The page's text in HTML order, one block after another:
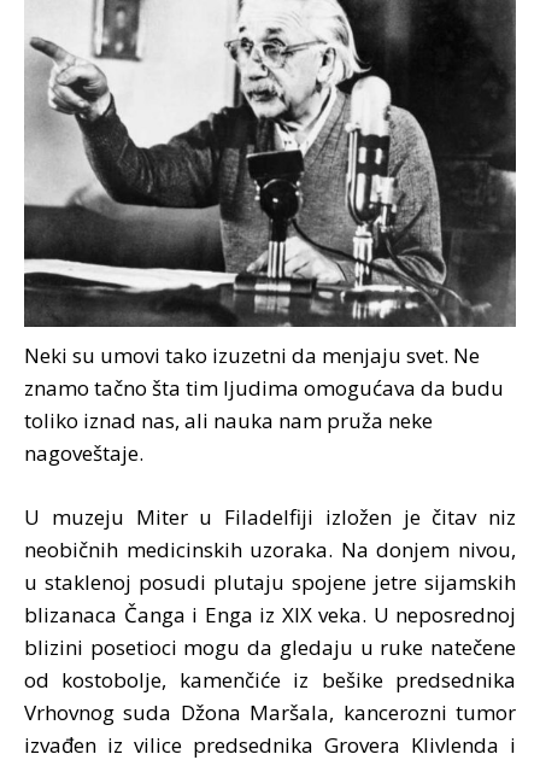
Neki su umovi tako izuzetni da menjaju svet. Ne
znamo tačno šta tim ljudima omogućava da budu
toliko iznad nas, ali nauka nam pruža neke
nagoveštaje.
U muzeju Miter u Filadelfiji izložen je čitav niz
neobičnih medicinskih uzoraka. Na donjem nivou,
u staklenoj posudi plutaju spojene jetre sijamskih
blizanaca Čanga i Enga iz XIX veka. U neposrednoj
blizini posetioci mogu da gledaju u ruke natečene
od kostobolje, kamenčiće iz bešike predsednika
Vrhovnog suda Džona Maršala, kancerozni tumor
izvađen iz vilice predsednika Grovera Klivlenda i